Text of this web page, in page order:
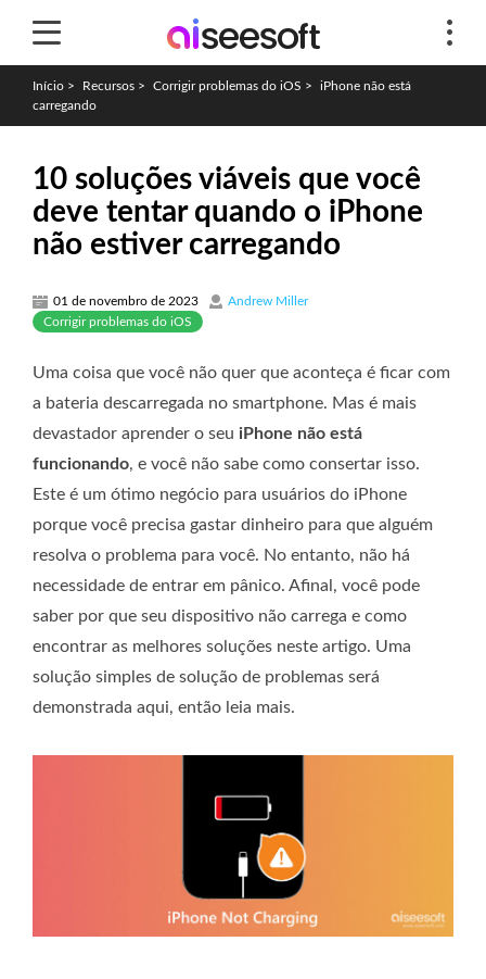
Início > Recursos > Corrigir problemas do iOS >
iPhone não está
carregando
10 soluções viáveis ​​que você
deve tentar quando o iPhone
não estiver carregando
01 de novembro de 2023
Andrew Miller
Corrigir problemas do iOS
Uma coisa que você não quer que aconteça é ficar com
a bateria descarregada no smartphone. Mas é mais
devastador aprender o seu iPhone não está
funcionando, e você não sabe como consertar isso.
Este é um ótimo negócio para usuários do iPhone
porque você precisa gastar dinheiro para que alguém
resolva o problema para você. No entanto, não há
necessidade de entrar em pânico. Afinal, você pode
saber por que seu dispositivo não carrega e como
encontrar as melhores soluções neste artigo. Uma
solução simples de solução de problemas será
demonstrada aqui, então leia mais.